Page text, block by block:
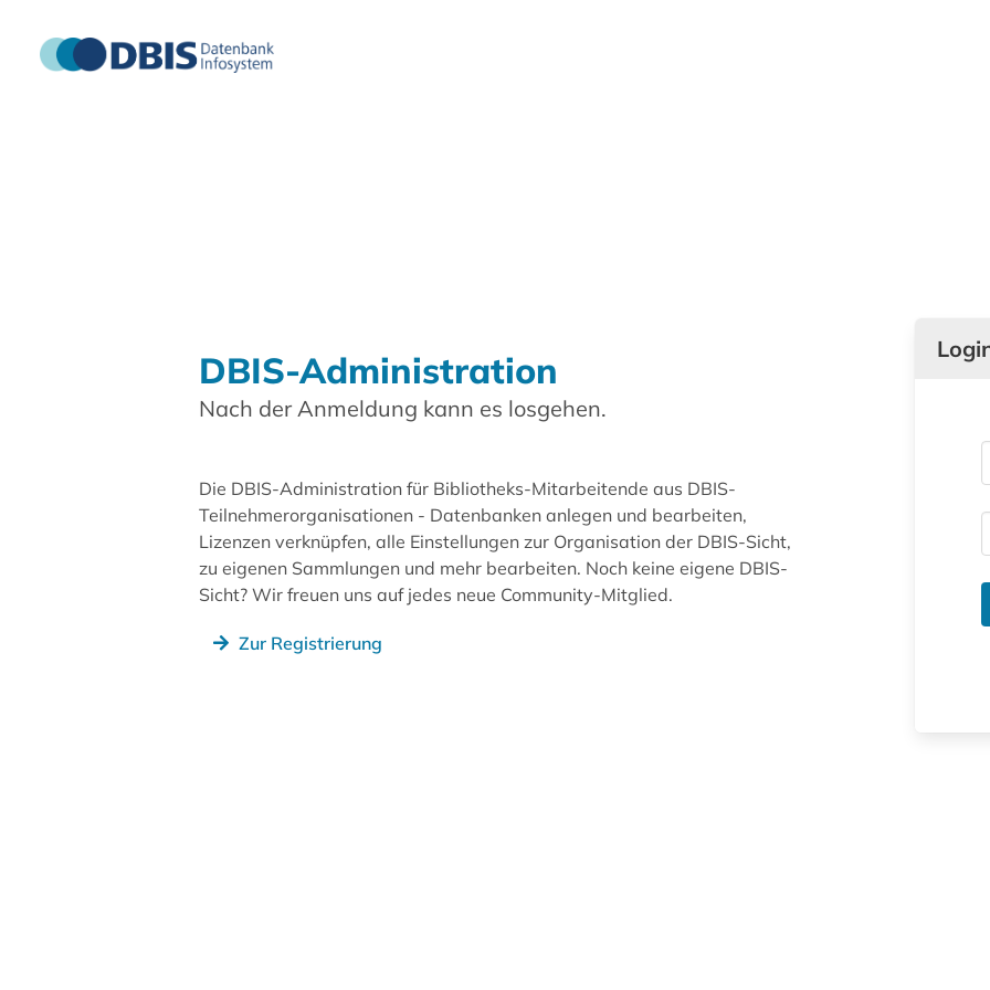
DBIS-Administration
Nach der Anmeldung kann es losgehen.
Die DBIS-Administration für Bibliotheks-Mitarbeitende aus DBIS-
Teilnehmerorganisationen - Datenbanken anlegen und bearbeiten,
Lizenzen verknüpfen, alle Einstellungen zur Organisation der DBIS-Sicht,
zu eigenen Sammlungen und mehr bearbeiten. Noch keine eigene DBIS-
Sicht? Wir freuen uns auf jedes neue Community-Mitglied.
Zur Registrierung